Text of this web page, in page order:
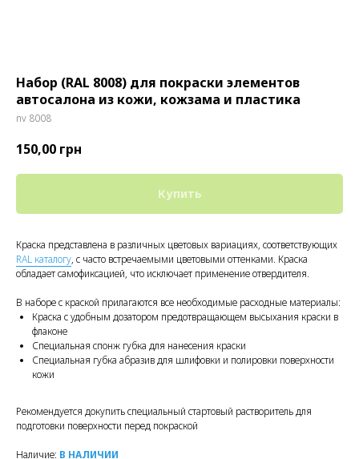
Набор (RAL 8008) для покраски элементов
автосалона из кожи, кожзама и пластика
nv 8008
150,00 грн
Купить
Краска представлена в различных цветовых вариациях, соответствующих
RAL каталогу, с часто встречаемыми цветовыми оттенками. Краска
обладает самофиксацией, что исключает применение отвердителя.
В наборе с краской прилагаются все необходимые расходные материалы:
Краска с удобным дозатором предотвращающем высыхания краски в
флаконе
Специальная спонж губка для нанесения краски
Специальная губка абразив для шлифовки и полировки поверхности
кожи
Рекомендуется докупить специальный стартовый растворитель для
подготовки поверхности перед покраской
Наличие: В НАЛИЧИИ